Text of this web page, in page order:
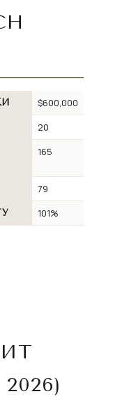
$600,000
20
165
79
101%